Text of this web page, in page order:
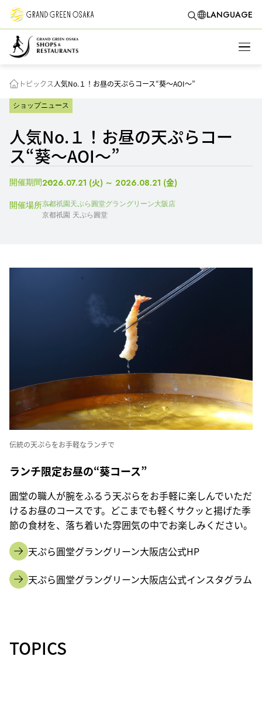
LANGUAGE
トピックス 人気No.１！お昼の天ぷらコース“葵～AOI～”
ショップニュース
人気No.１！お昼の天ぷらコー
ス“葵～AOI～”
開催期間2026.07.21 (火) ～ 2026.08.21 (金)
開催場所京都祇園天ぷら圓堂グラングリーン大阪店
京都祇園 天ぷら圓堂
伝統の天ぷらをお手軽なランチで
ランチ限定お昼の“葵コース”
圓堂の職人が腕をふるう天ぷらをお手軽に楽しんでいただ
けるお昼のコースです。どこまでも軽くサクッと揚げた季
節の食材を、落ち着いた雰囲気の中でお楽しみください。
天ぷら圓堂グラングリーン大阪店公式HP
天ぷら圓堂グラングリーン大阪店公式インスタグラム
TOPICS